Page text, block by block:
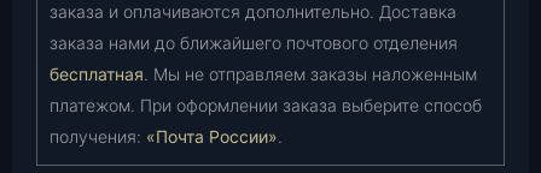
заказа и оплачиваются дополнительно. Доставка
заказа нами до ближайшего почтового отделения
бесплатная. Мы не отправляем заказы наложенным
платежом. При оформлении заказа выберите способ
получения: «Почта России».